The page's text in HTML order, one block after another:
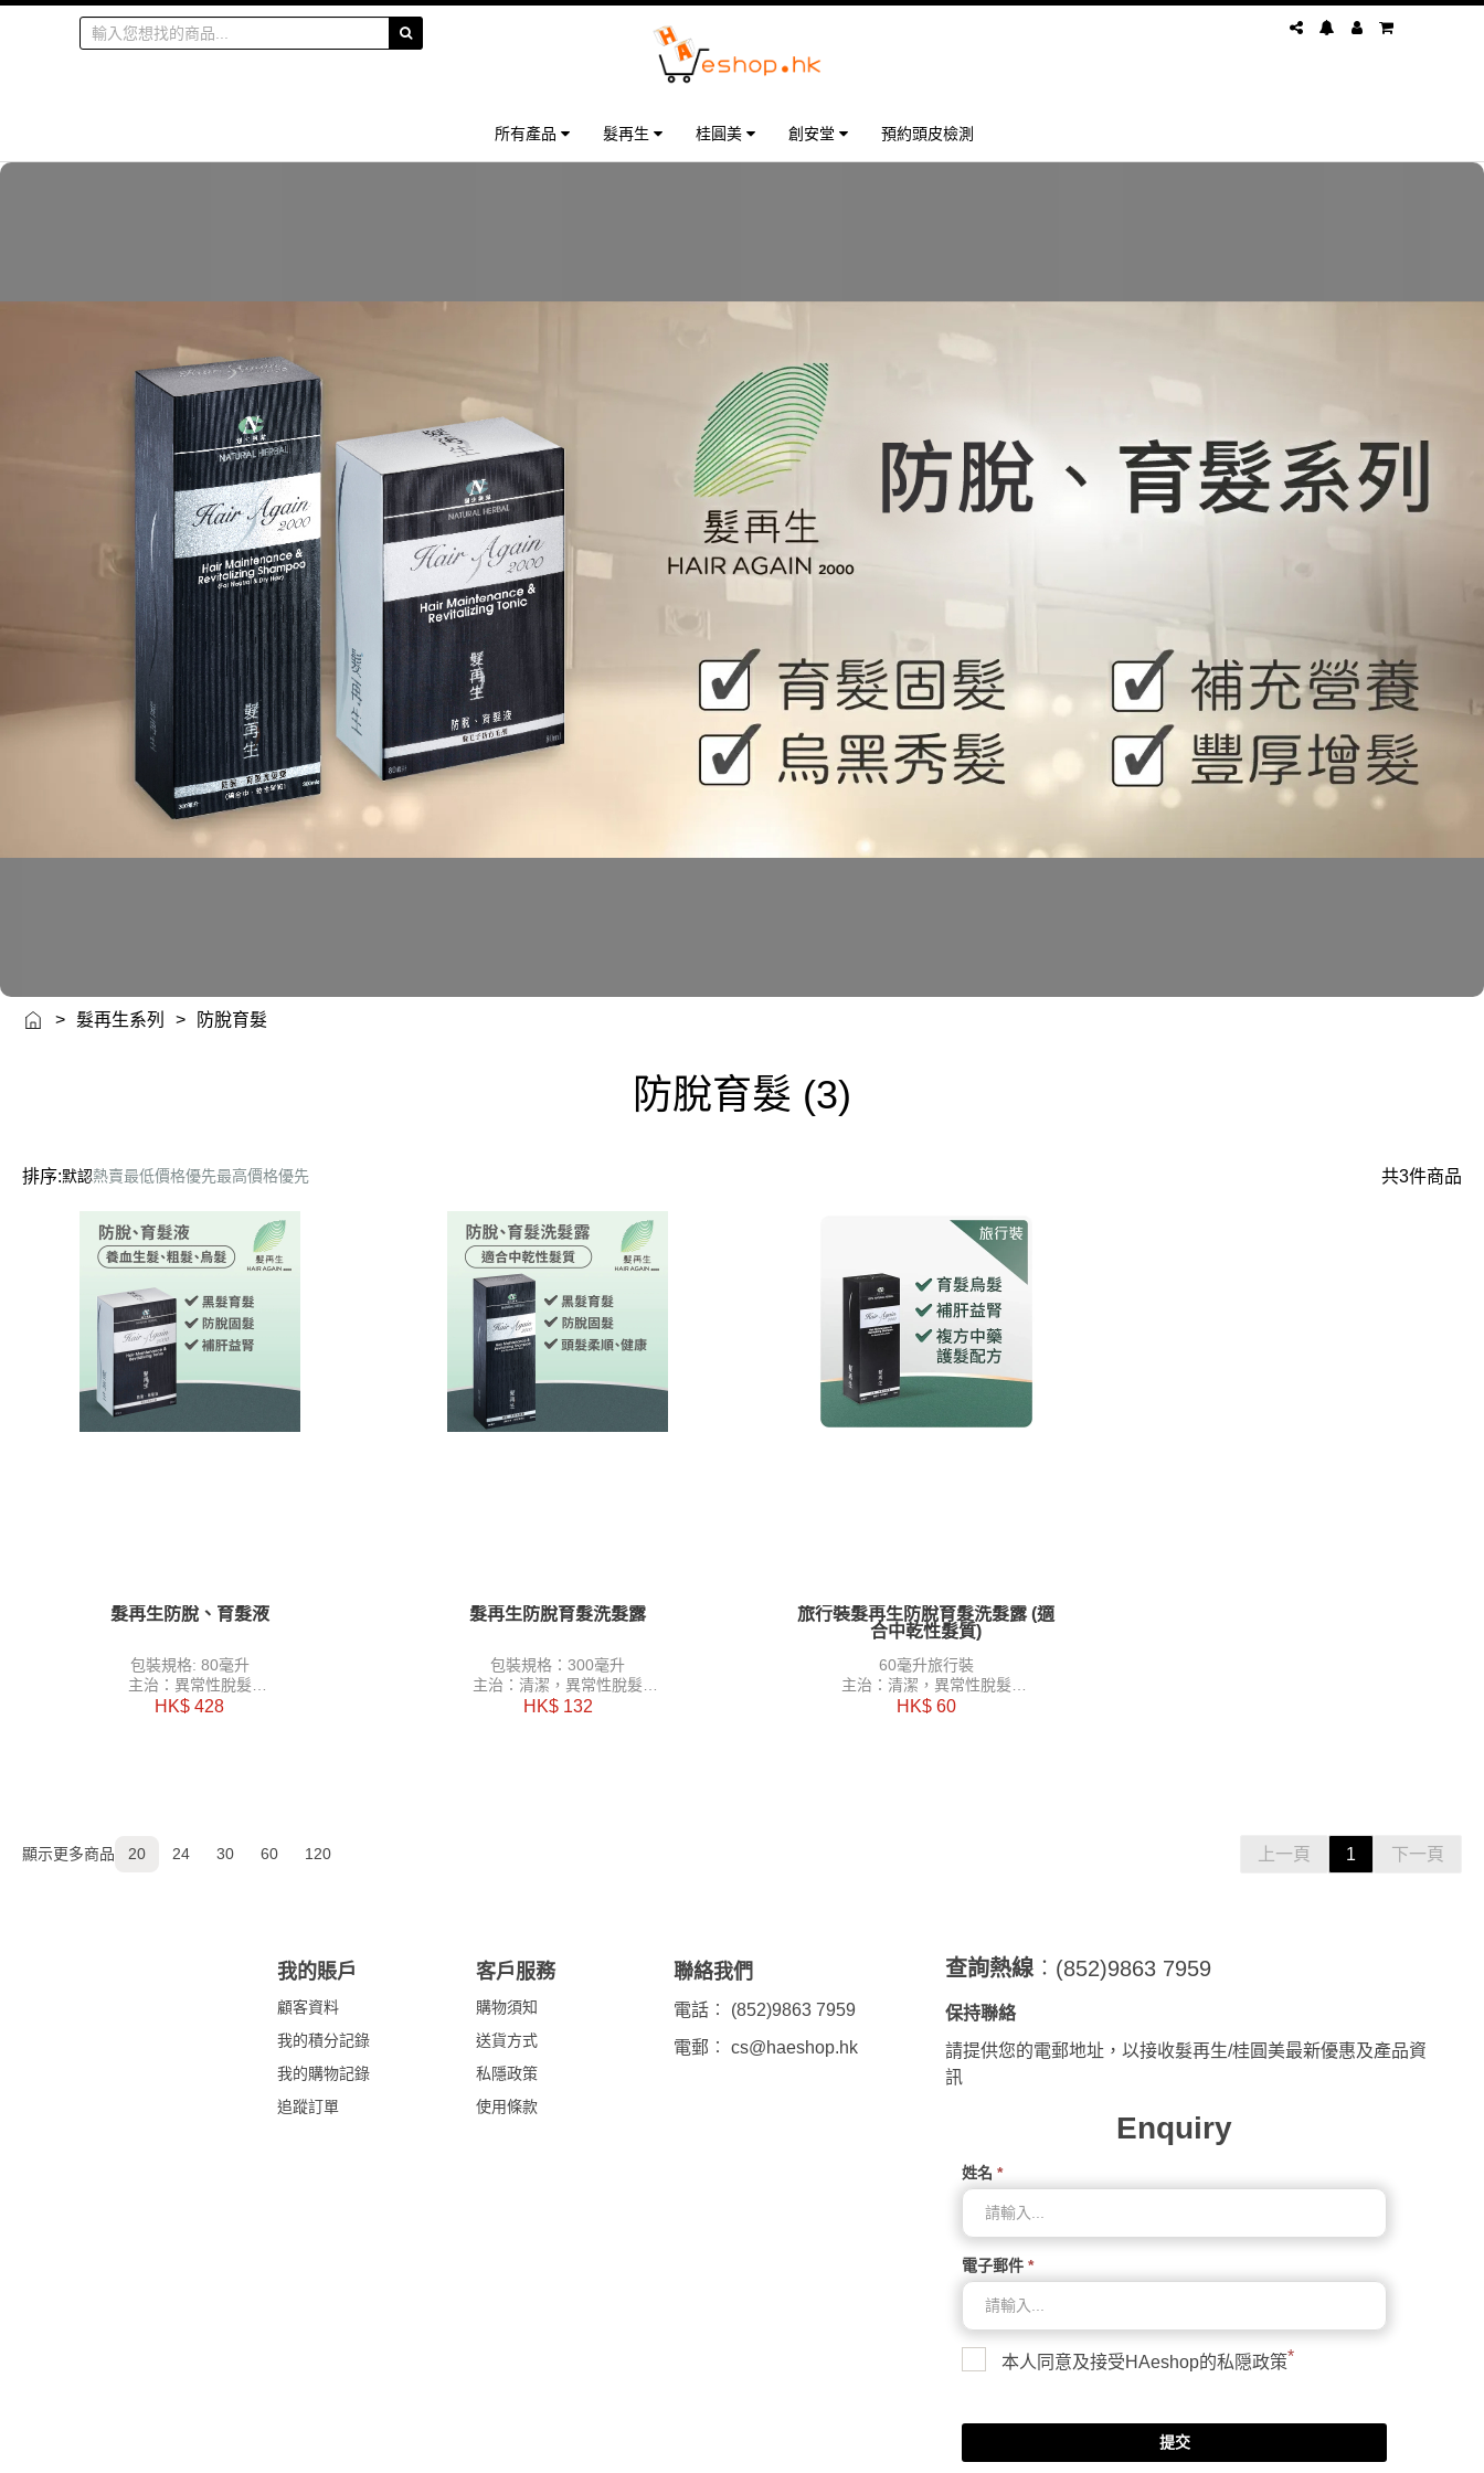
所有產品 髮再生 桂圓美 創安堂 預約頭皮檢測
> 髮再生系列 > 防脫育髮
防脫育髮 (3)
排序:默認熱賣最低價格優先最高價格優先 共3件商品
髮再生防脫、育髮液
包裝規格: 80毫升
主治：異常性脫髮
功能：活血化瘀，袪風除濕，關竅通
HK$ 428
髮再生防脫育髮洗髮露
包裝規格：300毫升
主治：清潔，異常性脫髮
功能：活血化瘀，袪風除濕，關竅通
HK$ 132
旅行裝髮再生防脫育髮洗髮露 (適
合中乾性髮質)
60毫升旅行裝
主治：清潔，異常性脫髮
功能：活血化瘀，袪風除濕，關竅通
HK$ 60
顯示更多商品 20 24 30 60 120 上一頁 1 下一頁
我的賬戶
顧客資料
我的積分記錄
我的購物記錄
追蹤訂單
客戶服務
購物須知
送貨方式
私隱政策
使用條款
聯絡我們
電話︰ (852)9863 7959
電郵︰ cs@haeshop.hk
查詢熱線 ︰(852)9863 7959
保持聯絡
請提供您的電郵地址，以接收髮再生/桂圓美最新優惠及產品資
訊
Enquiry
姓名*
電子郵件*
本人同意及接受HAeshop的私隠政策*
提交